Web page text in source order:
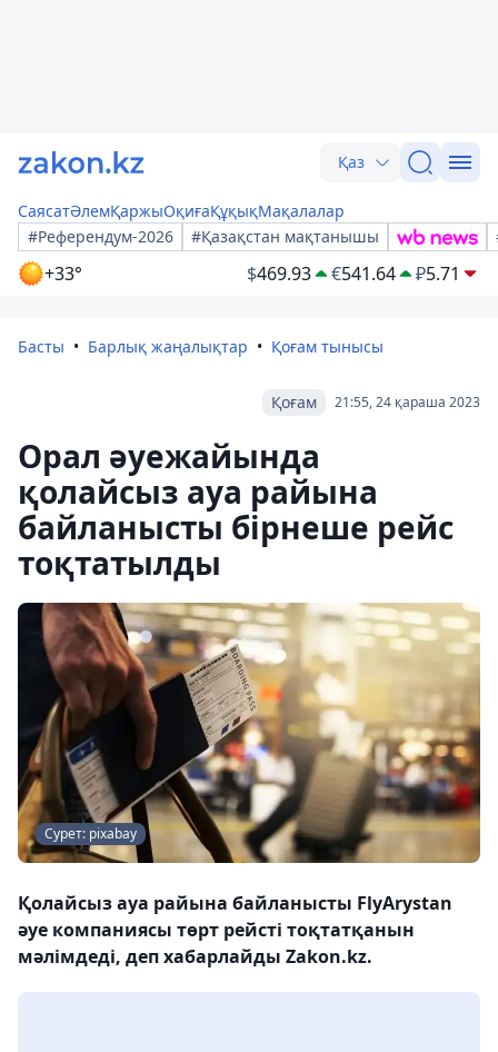
Қаз
СаясатӘлемҚаржыОқиғаҚұқықМақалалар
#Референдум-2026
#Қазақстан мақтанышы
+33° $469.93 €541.64 ₽5.71
Басты Барлық жаңалықтар Қоғам тынысы
21:55, 24 қараша 2023
Қоғам
Орал әуежайында
қолайсыз ауа райына
байланысты бірнеше рейс
тоқтатылды
Сурет: pixabay
Қолайсыз ауа райына байланысты FlyArystan
әуе компаниясы төрт рейсті тоқтатқанын
мәлімдеді, деп хабарлайды Zakon.kz.